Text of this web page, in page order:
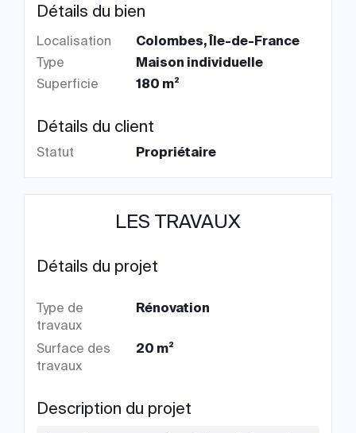
Détails du bien
Localisation
Colombes, Île-de-France
Type
Maison individuelle
Superficie
180 m²
Détails du client
Statut Propriétaire
LES TRAVAUX
Détails du projet
Type de
travaux
Rénovation
Surface des
travaux
20 m²
Description du projet